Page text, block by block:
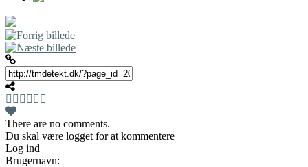
There are no comments.
Du skal være logget for at kommentere
Log ind
Brugernavn: